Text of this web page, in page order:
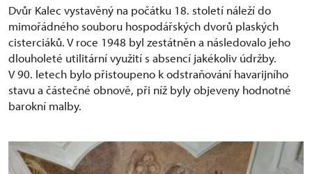
Dvůr Kalec vystavěný na počátku 18. století náleží do
mimořádného souboru hospodářských dvorů plaských
cisterciáků. V roce 1948 byl zestátněn a následovalo jeho
dlouholeté utilitární využití s absencí jakékoliv údržby.
V 90. letech bylo přistoupeno k odstraňování havarijního
stavu a částečné obnově, při níž byly objeveny hodnotné
barokní malby.